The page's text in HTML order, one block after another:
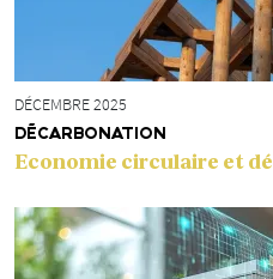
DÉCEMBRE 2025
DÉCARBONATION
Economie circulaire et